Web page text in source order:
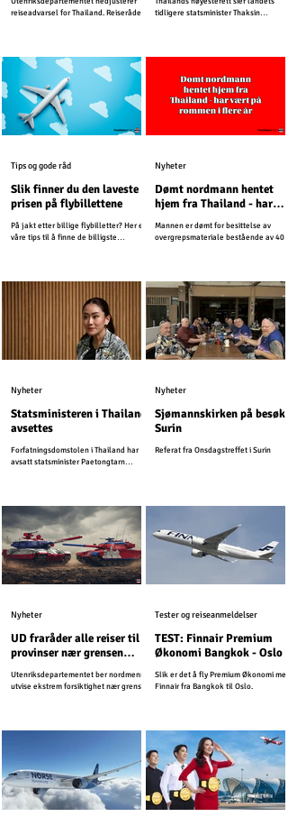
og Ubon Ratchathani
reiseadvarsel for Thailand. Reiserådet
i fengsel
tidligere statsminister Thaksin
Slik finner du den laveste
prisen på flybillettene
På jakt etter billige flybilletter? Her er
våre tips til å finne de billigste
Tips og gode råd
Dømt nordmann hentet
hjem fra Thailand - har
Mannen er dømt for besittelse av
overgrepsmateriale bestående av 4000
Nyheter
Statsministeren i Thailand
avsettes
Forfatningsdomstolen i Thailand har
avsatt statsminister Paetongtarn
Nyheter
Sjømannskirken på besøk i
Surin
Referat fra Onsdagstreffet i Surin
Nyheter
UD fraråder alle reiser til
provinser nær grensen
mellom Kambodsja og
Thailand
Utenriksdepartementet ber nordmenn
utvise ekstrem forsiktighet nær grensen
Nyheter
TEST: Finnair Premium
Økonomi Bangkok - Oslo
Slik er det å fly Premium Økonomi med
Finnair fra Bangkok til Oslo.
Tester og reiseanmeldelser